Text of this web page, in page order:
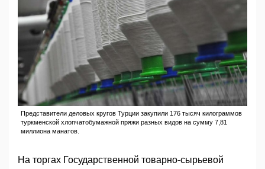
Представители деловых кругов Турции закупили 176 тысяч килограммов
туркменской хлопчатобумажной пряжи разных видов на сумму 7,81
миллиона манатов.
На торгах Государственной товарно-сырьевой